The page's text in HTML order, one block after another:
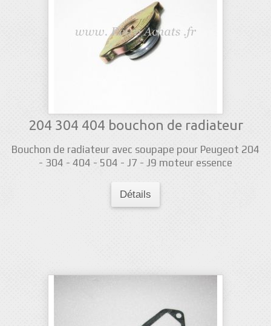
204 304 404 bouchon de radiateur
Bouchon de radiateur avec soupape pour Peugeot 204
- 304 - 404 - 504 - J7 - J9 moteur essence
Détails